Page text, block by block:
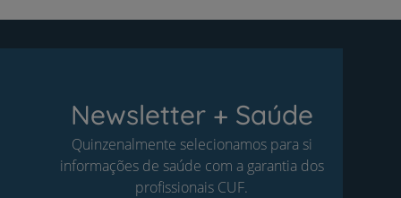
Newsletter + Saúde
Quinzenalmente selecionamos para si
informações de saúde com a garantia dos
profissionais CUF.